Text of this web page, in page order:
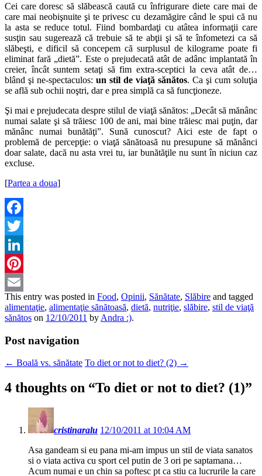
Cei care doresc să slăbească caută cu înfrigurare diete care mai de
care mai neobişnuite şi te privesc cu dezamăgire când le spui că nu
la asta se reduce totul. Fiind bombardaţi cu atâtea informaţii care
susţin sau sugerează că trebuie să te abţii şi să te înfometezi ca să
slăbeşti, e dificil să concepem că surplusul de kilograme poate fi
eliminat fară „dietă”. Este o prejudecată atât de adânc implantată în
creier, încât suntem setaţi să fim extra-sceptici la ceva atât de…
blând şi ne-spectaculos: un stil de viaţă sănătos. Ca şi cum soluţia
se află sub ochii noştri, dar e prea simplă ca să funcţioneze.
Şi mai e prejudecata despre stilul de viaţă sănătos: „Decât să mănânc
numai salate şi să trăiesc 100 de ani, mai bine trăiesc mai puţin, dar
mănânc numai bunătăţi”. Sună cunoscut? Aici este de fapt o
problemă de percepţie: o viaţă sănătoasă nu presupune să mănânci
doar salate, dacă nu asta vrei tu, iar bunătăţile nu sunt în niciun caz
excluse.
[Partea a doua]
Facebook
Twitter
LinkedIn
Pinterest
Email
This entry was posted in Food, Opinii, Sănătate, Slăbire and tagged
alimentaţie, alimentaţie sănătoasă, dietă, nutriţie, slăbire, stil de viaţă
sănătos on 12/10/2011 by Andra :).
Post navigation
← Boală vs. sănătate To diet or not to diet? (2) →
4 thoughts on “To diet or not to diet? (1)”
cristinaralu 12/10/2011 at 10:04 AM
Asa gandeam si eu pana mi-am impus un stil de viata sanatos
si o viata activa cu sport cel putin de 3 ori pe saptamana…
Acum numai e un chin sa poftesc pt ca stiu ca lucrurile la care